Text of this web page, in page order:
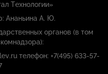
Технологии»
Ананьина А. Ю.
органов (в том
телефон: +7(495) 633-57-